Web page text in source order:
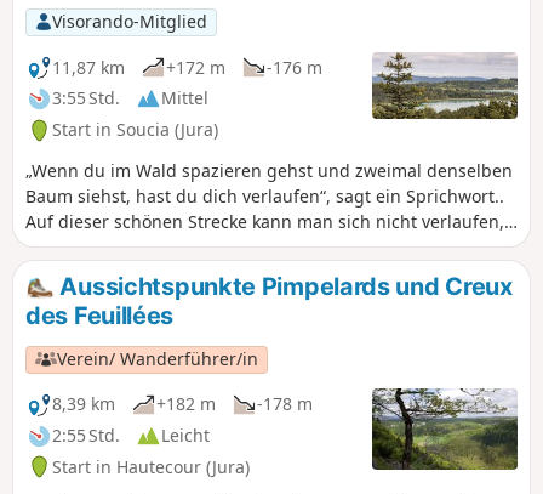
Visorando-Mitglied
11,87 km
+172 m
-176 m
3:55 Std.
Mittel
Start in Soucia (Jura)
„Wenn du im Wald spazieren gehst und zweimal denselben
Baum siehst, hast du dich verlaufen“, sagt ein Sprichwort..
Auf dieser schönen Strecke kann man sich nicht verlaufen,
sondern nur die Landschaft und diese andere Welt
genießen, die sich unter dem grünen Schatten ihrer
bemerkenswerten Bäume, ihren herrlichen Lichtungen,
ihren erfrischenden Wasserfällen, ihren atemberaubenden
Aussichtspunkten und ihren geheimnisvollen Höhlen
eröffnet. Die Strecke eignet sich auch für Trail-
Laufbegeisterte. Markierung: Gelb + Trail 9.
Aussichtspunkte Pimpelards und Creux
des Feuillées
Verein/ Wanderführer/in
8,39 km
+182 m
-178 m
2:55 Std.
Leicht
Start in Hautecour (Jura)